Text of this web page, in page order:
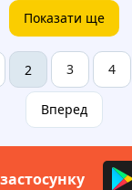
Показати ще
2 3 4
Вперед